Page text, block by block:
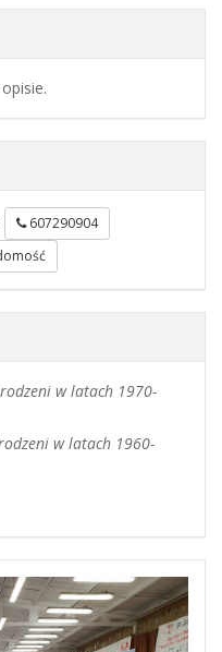
607290904
w latach 1970-
w latach 1960-